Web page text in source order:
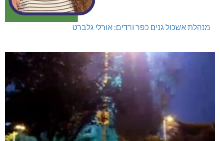
מנהלת אשכול גנים כפר ורדים: אורלי גלברט